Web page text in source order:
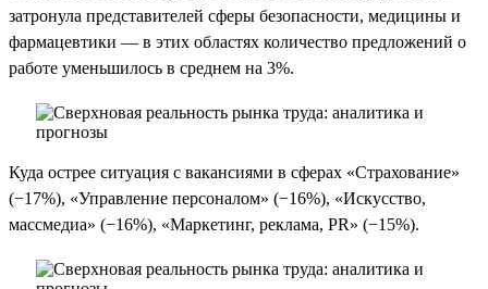
затронула представителей сферы безопасности, медицины и
фармацевтики — в этих областях количество предложений о
работе уменьшилось в среднем на 3%.
Куда острее ситуация с вакансиями в сферах «Страхование»
(−17%), «Управление персоналом» (−16%), «Искусство,
массмедиа» (−16%), «Маркетинг, реклама, PR» (−15%).